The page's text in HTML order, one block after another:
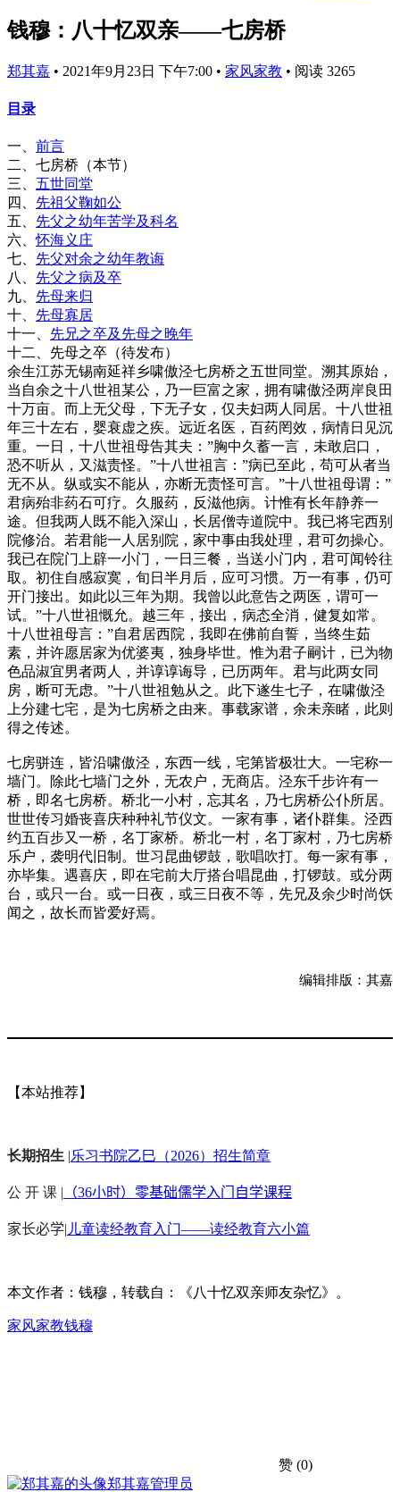
钱穆：八十忆双亲——七房桥
郑其嘉 • 2021年9月23日 下午7:00 • 家风家教 • 阅读 3265
目录
一、 前言
二、七房桥（本节）
三、 五世同堂
四、 先祖父鞠如公
五、 先父之幼年苦学及科名
六、怀海义庄
七、 先父对余之幼年教诲
八、 先父之病及卒
九、 先母来归
十、 先母寡居
十一、 先兄之卒及先母之晚年
十二、先母之卒（待发布）
余生江苏无锡南延祥乡啸傲泾七房桥之五世同堂。溯其原始，
当自余之十八世祖某公，乃一巨富之家，拥有啸傲泾两岸良田
十万亩。而上无父母，下无子女，仅夫妇两人同居。十八世祖
年三十左右，婴衰虚之疾。远近名医，百药罔效，病情日见沉
重。一日，十八世祖母告其夫：”胸中久蓄一言，未敢启口，
恐不听从，又滋责怪。”十八世祖言：”病已至此，苟可从者当
无不从。纵或实不能从，亦断无责怪可言。”十八世祖母谓：”
君病殆非药石可疗。久服药，反滋他病。计惟有长年静养一
途。但我两人既不能入深山，长居僧寺道院中。我已将宅西别
院修治。若君能一人居别院，家中事由我处理，君可勿操心。
我已在院门上辟一小门，一日三餐，当送小门内，君可闻铃往
取。初住自感寂寞，旬日半月后，应可习惯。万一有事，仍可
开门接出。如此以三年为期。我曾以此意告之两医，谓可一
试。”十八世祖慨允。越三年，接出，病态全消，健复如常。
十八世祖母言：”自君居西院，我即在佛前自誓，当终生茹
素，并许愿居家为优婆夷，独身毕世。惟为君子嗣计，已为物
色品淑宜男者两人，并谆谆诲导，已历两年。君与此两女同
房，断可无虑。”十八世祖勉从之。此下遂生七子，在啸傲泾
上分建七宅，是为七房桥之由来。事载家谱，余未亲睹，此则
得之传述。
七房骈连，皆沿啸傲泾，东西一线，宅第皆极壮大。一宅称一
墙门。除此七墙门之外，无农户，无商店。泾东千步许有一
桥，即名七房桥。桥北一小村，忘其名，乃七房桥公仆所居。
世世传习婚丧喜庆种种礼节仪文。一家有事，诸仆群集。泾西
约五百步又一桥，名丁家桥。桥北一村，名丁家村，乃七房桥
乐户，袭明代旧制。世习昆曲锣鼓，歌唱吹打。每一家有事，
亦毕集。遇喜庆，即在宅前大厅搭台唱昆曲，打锣鼓。或分两
台，或只一台。或一日夜，或三日夜不等，先兄及余少时尚饫
闻之，故长而皆爱好焉。
编辑排版：其嘉
【本站推荐】
长期招生 |乐习书院乙巳（2026）招生简章
公 开 课 | （36小时）零基础儒学入门自学课程
家长必学| 儿童读经教育入门——读经教育六小篇
本文作者：钱穆，转载自：《八十忆双亲师友杂忆》。
家风家教钱穆
赞 (0)
郑其嘉管理员